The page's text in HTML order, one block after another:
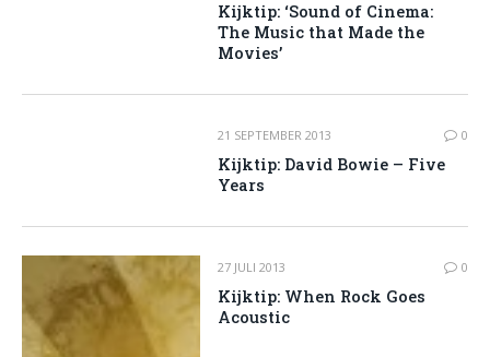
Kijktip: ‘Sound of Cinema:
The Music that Made the
Movies’
21 SEPTEMBER 2013 0
Kijktip: David Bowie – Five
Years
27 JULI 2013 0
Kijktip: When Rock Goes
Acoustic